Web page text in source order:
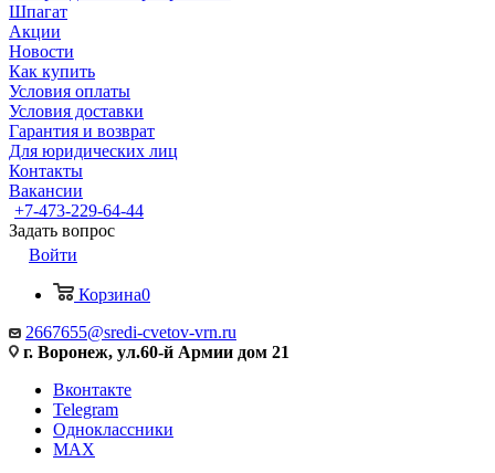
Шпагат
Акции
Новости
Как купить
Условия оплаты
Условия доставки
Гарантия и возврат
Для юридических лиц
Контакты
Вакансии
+7-473-229-64-44
Задать вопрос
Войти
Корзина0
2667655@sredi-cvetov-vrn.ru
г. Воронеж, ул.60-й Армии дом 21
Вконтакте
Telegram
Одноклассники
MAX